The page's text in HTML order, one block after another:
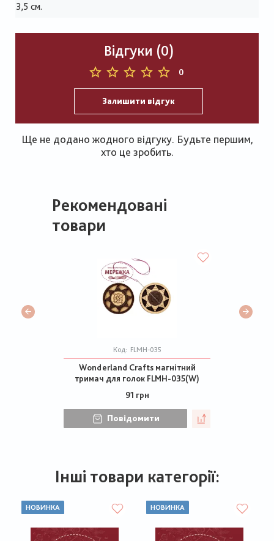
3,5 см.
Відгуки (0)
0
Залишити відгук
Ще не додано жодного відгуку. Будьте першим,
хто це зробить.
Рекомендовані
товари
Код: FLMH-035
Wonderland Crafts магнітний
тримач для голок FLMH-035(W)
91 грн
Повідомити
Інші товари категорії:
НОВИНКА НОВИНКА